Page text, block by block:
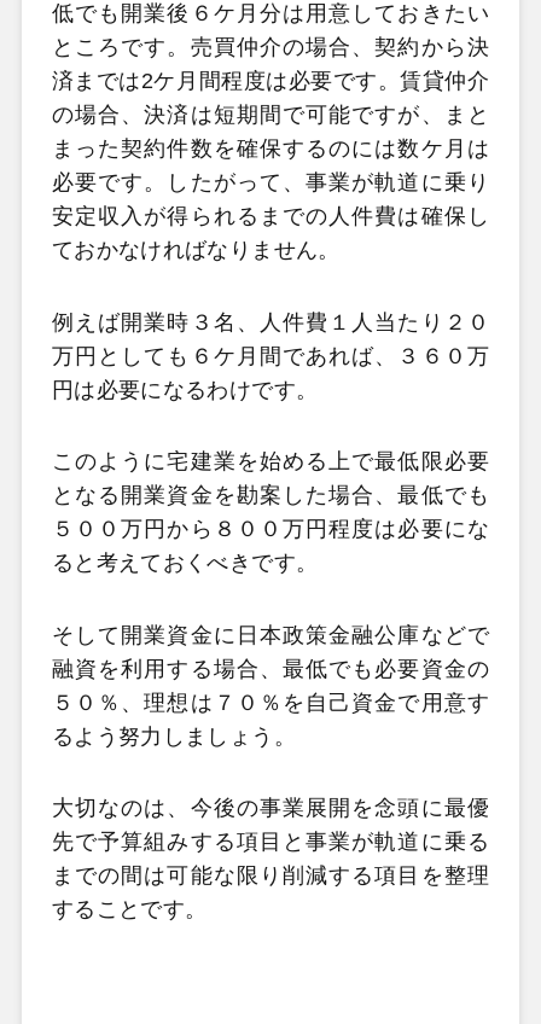
低でも開業後６ケ月分は用意しておきたい
ところです。売買仲介の場合、契約から決
済までは2ケ月間程度は必要です。賃貸仲介
の場合、決済は短期間で可能ですが、まと
まった契約件数を確保するのには数ケ月は
必要です。したがって、事業が軌道に乗り
安定収入が得られるまでの人件費は確保し
ておかなければなりません。
例えば開業時３名、人件費１人当たり２０
万円としても６ケ月間であれば、３６０万
円は必要になるわけです。
このように宅建業を始める上で最低限必要
となる開業資金を勘案した場合、最低でも
５００万円から８００万円程度は必要にな
ると考えておくべきです。
そして開業資金に日本政策金融公庫などで
融資を利用する場合、最低でも必要資金の
５０％、理想は７０％を自己資金で用意す
るよう努力しましょう。
大切なのは、今後の事業展開を念頭に最優
先で予算組みする項目と事業が軌道に乗る
までの間は可能な限り削減する項目を整理
することです。